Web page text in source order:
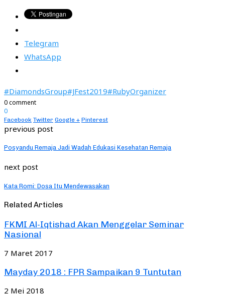
Telegram
WhatsApp
#DiamondsGroup#JFest2019#RubyOrganizer
0 comment
0
Facebook Twitter Google + Pinterest
previous post
Posyandu Remaja Jadi Wadah Edukasi Kesehatan Remaja
next post
Kata Romi: Dosa Itu Mendewasakan
Related Articles
FKMI Al-Iqtishad Akan Menggelar Seminar
Nasional
7 Maret 2017
Mayday 2018 : FPR Sampaikan 9 Tuntutan
2 Mei 2018